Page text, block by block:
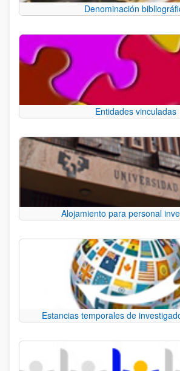
Denominación
Entidades vinculadas
Alojamiento para personal
Estancias temporales de